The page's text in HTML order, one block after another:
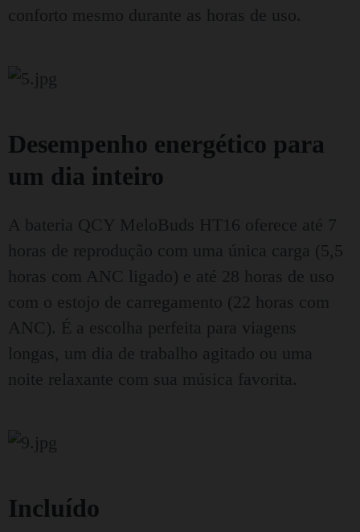
conforto mesmo durante as horas de uso.
Desempenho energético para
um dia inteiro
A bateria QCY MeloBuds HT16 oferece até 7
horas de reprodução com uma única carga (5,5
horas com ANC ligado) e até 28 horas de uso
com o estojo de carregamento (22 horas com
ANC). É a escolha perfeita para viagens
longas, um dia de trabalho agitado ou uma
noite relaxante com sua música favorita.
Incluído